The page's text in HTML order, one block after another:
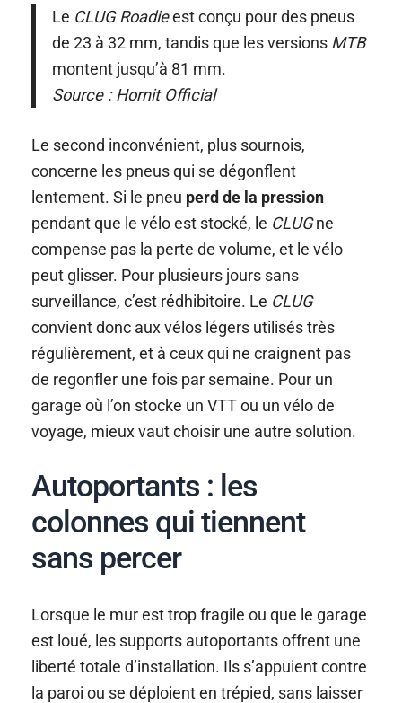
Le CLUG Roadieest conçu pour des pneus
de 23 à 32 mm, tandis que les versions MTB
montent jusqu’à 81 mm.
Source : Hornit Official
Le second inconvénient, plus sournois,
concerne les pneus qui se dégonflent
lentement. Si le pneu perd de la pression
pendant que le vélo est stocké, le CLUGne
compense pas la perte de volume, et le vélo
peut glisser. Pour plusieurs jours sans
surveillance, c’est rédhibitoire. Le CLUG
convient donc aux vélos légers utilisés très
régulièrement, et à ceux qui ne craignent pas
de regonfler une fois par semaine. Pour un
garage où l’on stocke un VTT ou un vélo de
voyage, mieux vaut choisir une autre solution.
Autoportants : les
colonnes qui tiennent
sans percer
Lorsque le mur est trop fragile ou que le garage
est loué, les supports autoportants offrent une
liberté totale d’installation. Ils s’appuient contre
la paroi ou se déploient en trépied, sans laisser